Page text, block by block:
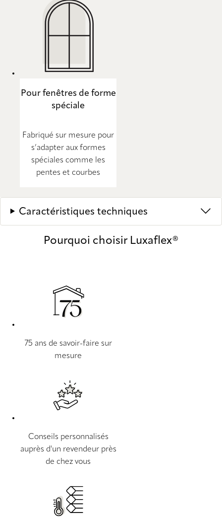
Pour fenêtres de forme
spéciale
Fabriqué sur mesure pour
s’adapter aux formes
spéciales comme les
pentes et courbes
Caractéristiques techniques
Pourquoi choisir Luxaflex®
75 ans de savoir-faire sur
mesure
Conseils personnalisés
auprès d'un revendeur près
de chez vous